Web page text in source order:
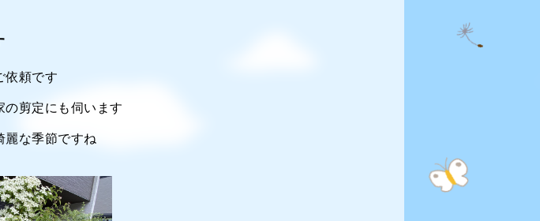
依頼です
の剪定にも伺います
麗な季節ですね